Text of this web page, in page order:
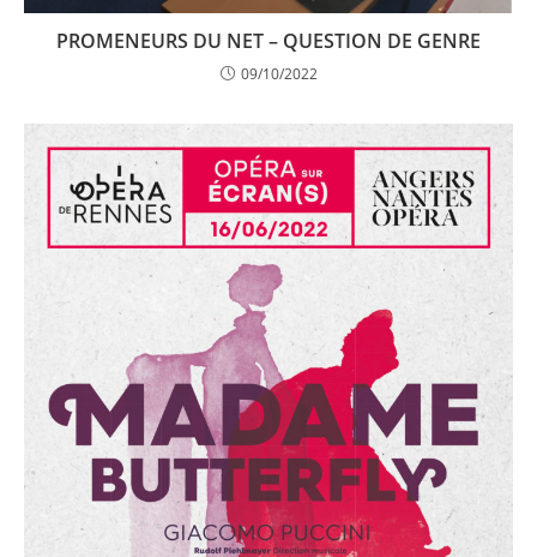
PROMENEURS DU NET – QUESTION DE GENRE
09/10/2022